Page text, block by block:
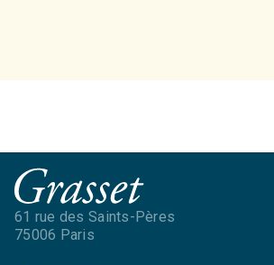
61 rue des Saints-Pères
75006 Paris